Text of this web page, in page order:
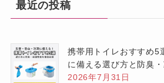
最近の投稿
携帯用トイレおすすめ5
に備える選び方と防臭
2026年7月31日